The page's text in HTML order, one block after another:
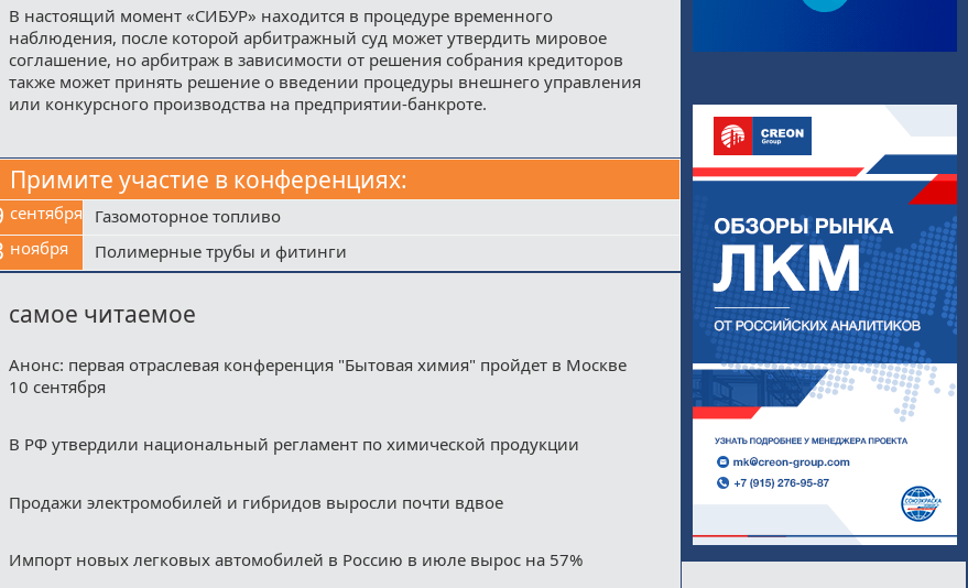
В настоящий момент «СИБУР» находится в процедуре временного
наблюдения, после которой арбитражный суд может утвердить мировое
соглашение, но арбитраж в зависимости от решения собрания кредиторов
также может принять решение о введении процедуры внешнего управления
или конкурсного производства на предприятии-банкроте.
Примите участие в конференциях:
сентября Газомоторное топливо
ноября Полимерные трубы и фитинги
самое читаемое
Анонс: первая отраслевая конференция "Бытовая химия" пройдет в Москве
10 сентября
В РФ утвердили национальный регламент по химической продукции
Продажи электромобилей и гибридов выросли почти вдвое
Импорт новых легковых автомобилей в Россию в июле вырос на 57%